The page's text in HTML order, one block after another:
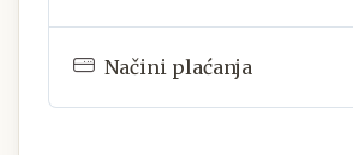
Načini plaćanja